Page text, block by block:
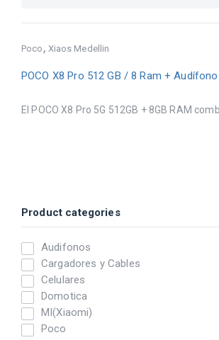
Product categories
Audifonos
Cargadores y Cables
Celulares
Domotica
MI(Xiaomi)
Poco
Poco , Xiaos Medellin
POCO X8 Pro 512 GB / 8 Ram +
El POCO X8 Pro 5G 512GB + 8GB RAM